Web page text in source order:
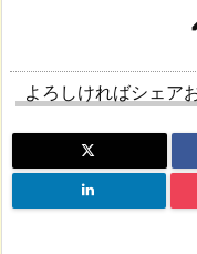
よろしければシェア